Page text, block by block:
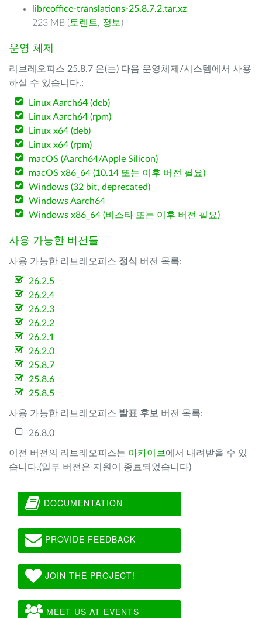
libreoffice-translations-25.8.7.2.tar.xz
223 MB ( 토렌트, 정보 )
운영 체제
리브레오피스 25.8.7 은(는) 다음 운영체제/시스템에서 사용
하실 수 있습니다.:
Linux Aarch64 (deb)
Linux Aarch64 (rpm)
Linux x64 (deb)
Linux x64 (rpm)
macOS (Aarch64/Apple Silicon)
macOS x86_64 (10.14 또는 이후 버전 필요)
Windows (32 bit, deprecated)
Windows Aarch64
Windows x86_64 (비스타 또는 이후 버전 필요)
사용 가능한 버전들
사용 가능한 리브레오피스 정식 버전 목록:
26.2.5
26.2.4
26.2.3
26.2.2
26.2.1
26.2.0
25.8.7
25.8.6
25.8.5
사용 가능한 리브레오피스 발표 후보 버전 목록:
26.8.0
이전 버전의 리브레오피스는 아카이브 에서 내려받을 수 있
습니다.(일부 버전은 지원이 종료되었습니다)
DOCUMENTATION
PROVIDE FEEDBACK
JOIN THE PROJECT!
MEET US AT EVENTS